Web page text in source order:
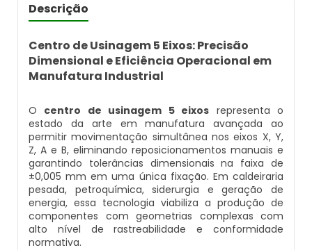
Caldeira Flamotubular Venda
Caldeira Flamotubular Vertical
Caldeira Fogotubular
Caldeira Fogotubular Horizontal
Caldeira Fogotubular Vertical
Caldeira Horizontal
Caldeira Industrial
Empresas Que Inspecionam Caldeiras
Inspeção Caldeiras Vasos De Pressão
Inspeção De Caldeiras A Vapor
Inspeção De Caldeiras E Vasos De Pressão
Inspeção De Caldeiras Flamotubulares
Inspeção De Caldeiras Preço
Roca
Empresa Que Fazem Montagem De
Empresas De Caldeiraria
Empresas De Caldeiraria E Montagem
Industrial
Empresas De Montagem De Caldeiras
Caldeira A Vapor Industrial A Venda
Caldeira A Vapor Para Cozinha Industrial
Caldeira A Vapor Para Sauna
Caldeira A Vapor Pequena
Caldeira A Vapor Preço
Caldeira A Vapor Vertical
Caldeira De Vapor
Caldeira A Gás Natural Preço
Caldeira A Gás Preço
Caldeira A Gás Roca
Caldeira A Gás Usada
Caldeira A Gás Vulcano
Caldeira De Aquecimento A Gás
Caldeira De Aquecimento Central A Gás
Descrição
Centro de Usinagem 5 Eixos: Precisão
Dimensional e Eficiência Operacional em
Manufatura Industrial
O centro de usinagem 5 eixos representa o
estado da arte em manufatura avançada ao
permitir movimentação simultânea nos eixos X, Y,
Z, A e B, eliminando reposicionamentos manuais e
garantindo tolerâncias dimensionais na faixa de
±0,005 mm em uma única fixação. Em caldeiraria
pesada, petroquímica, siderurgia e geração de
energia, essa tecnologia viabiliza a produção de
componentes com geometrias complexas com
alto nível de rastreabilidade e conformidade
normativa.